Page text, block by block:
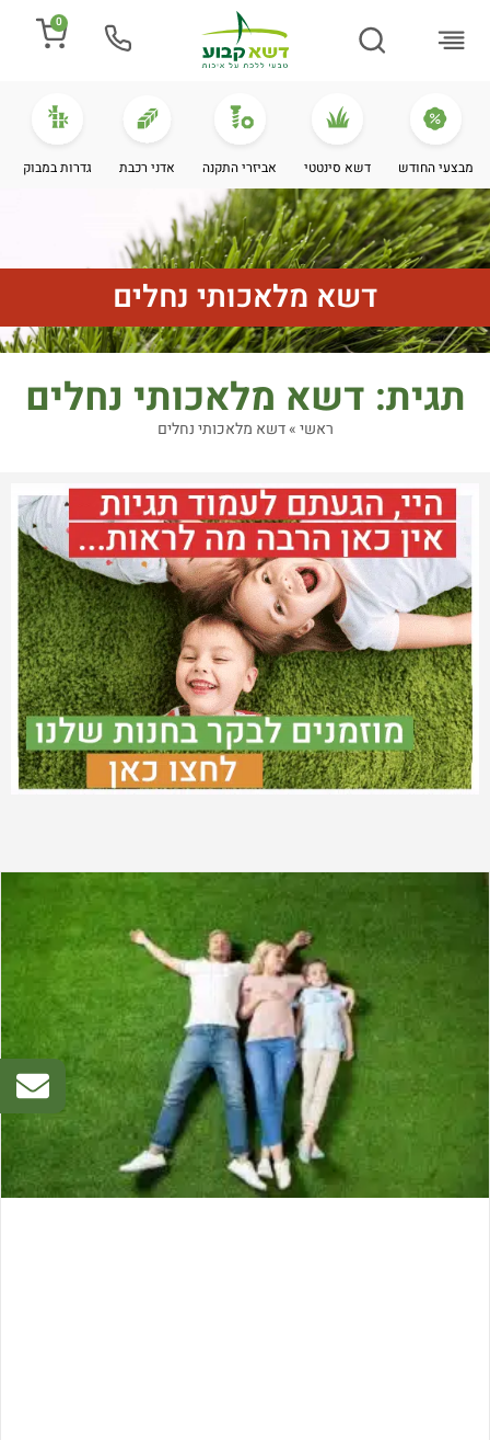
0
מבצעי החודש דשא סינטטי אביזרי התקנה אדני רכבת גדרות במבוק
דשא מלאכותי נחלים
תגית: דשא מלאכותי נחלים
ראשי»דשא מלאכותי נחלים